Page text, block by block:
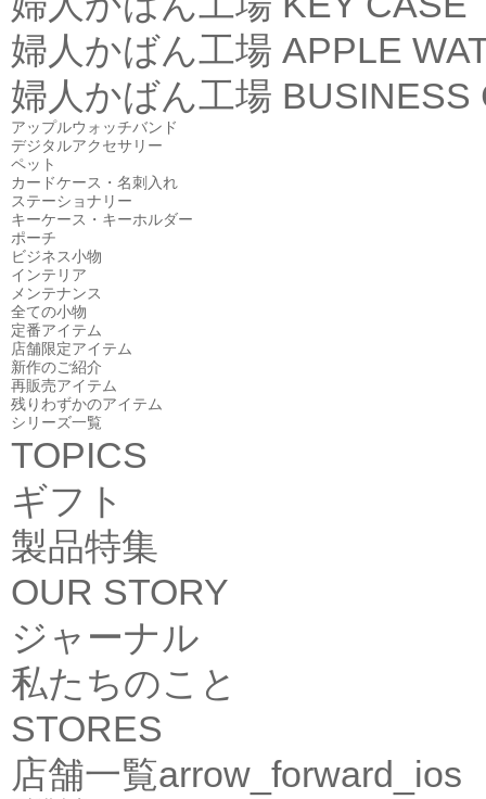
婦人かばん工場 APPLE
婦人かばん工場 BUSINESS
アップルウォッチバンド
デジタルアクセサリー
ペット
カードケース・名刺入れ
ステーショナリー
キーケース・キーホルダー
ポーチ
ビジネス小物
インテリア
メンテナンス
全ての小物
定番アイテム
店舗限定アイテム
新作のご紹介
再販売アイテム
残りわずかのアイテム
シリーズ一覧
TOPICS
ギフト
製品特集
OUR STORY
ジャーナル
私たちのこと
STORES
店舗一覧arrow_forward_ios